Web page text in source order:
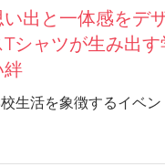
い出と一体感をデ
Tシャツが生み出
絆
生活を象徴するイベ